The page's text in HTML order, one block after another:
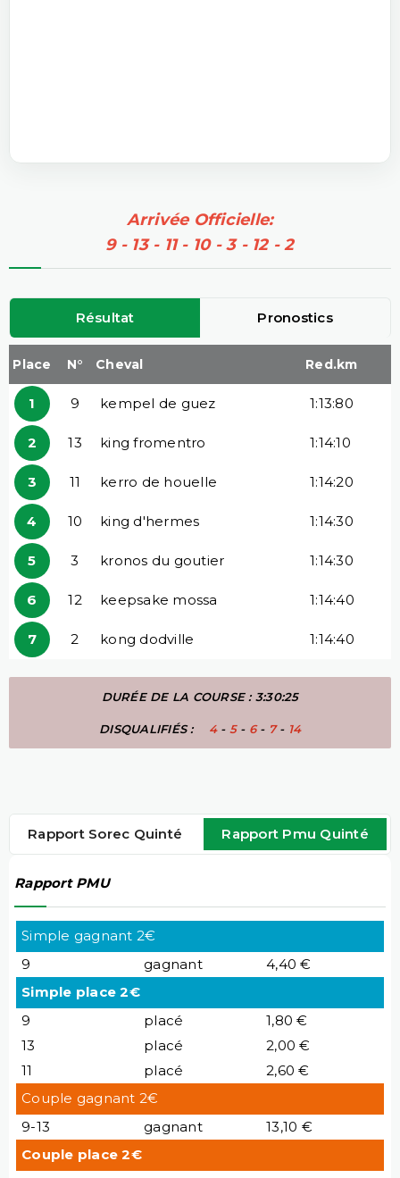
Arrivée Officielle:
9 - 13 - 11 - 10 - 3 - 12 - 2
Résultat Pronostics
Place N° Cheval Red.km
1 9 kempel de guez 1:13:80
2 13 king fromentro 1:14:10
3 11 kerro de houelle 1:14:20
4 10 king d'hermes 1:14:30
5 3 kronos du goutier 1:14:30
6 12 keepsake mossa 1:14:40
7 2 kong dodville 1:14:40
DURÉE DE LA COURSE : 3:30:25
DISQUALIFIÉS : 4- 5- 6- 7- 14
Rapport Sorec Quinté Rapport Pmu Quinté
Rapport PMU
Simple gagnant 2€
9
gagnant
4,40 €
Simple place 2€
9
placé
1,80 €
13
placé
2,00 €
11
placé
2,60 €
Couple gagnant 2€
9-13
gagnant
13,10 €
Couple place 2€